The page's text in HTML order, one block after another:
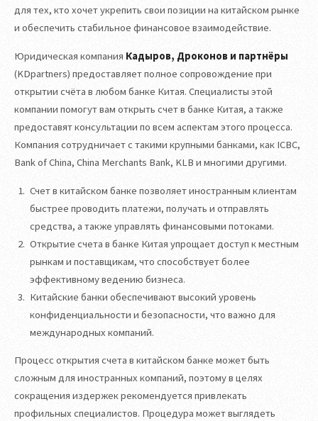
для тех, кто хочет укрепить свои позиции на китайском рынке
и обеспечить стабильное финансовое взаимодействие.
Юридическая компания Кадыров, Дроконов и партнёры
(KDpartners) предоставляет полное сопровождение при
открытии счёта в любом банке Китая. Специалисты этой
компании помогут вам открыть счет в банке Китая, а также
предоставят консультации по всем аспектам этого процесса.
Компания сотрудничает с такими крупными банками, как ICBC,
Bank of China, China Merchants Bank, KLB и многими другими.
Счет в китайском банке позволяет иностранным клиентам
быстрее проводить платежи, получать и отправлять
средства, а также управлять финансовыми потоками.
Открытие счета в банке Китая упрощает доступ к местным
рынкам и поставщикам, что способствует более
эффективному ведению бизнеса.
Китайские банки обеспечивают высокий уровень
конфиденциальности и безопасности, что важно для
международных компаний.
Процесс открытия счета в китайском банке может быть
сложным для иностранных компаний, поэтому в целях
сокращения издержек рекомендуется привлекать
профильных специалистов. Процедура может выглядеть